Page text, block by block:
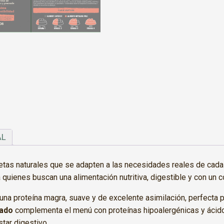
naturales que se adapten a las necesidades reales de
buscan una alimentación nutritiva, digestible y con un
proteína magra, suave y de excelente asimilación,
complementa el menú con proteínas hipoalergénicas y